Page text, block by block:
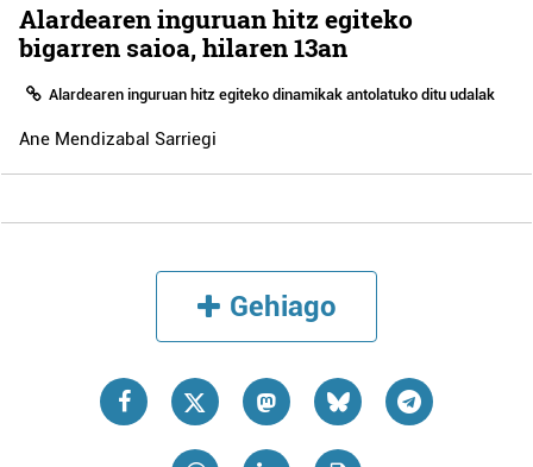
Alardearen inguruan hitz egiteko
bigarren saioa, hilaren 13an
Alardearen inguruan hitz egiteko dinamikak antolatuko ditu udalak
Ane Mendizabal Sarriegi
Gehiago